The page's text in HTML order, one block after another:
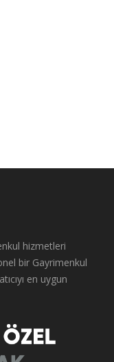
hizmetleri
bir Gayrimenkul
en uygun